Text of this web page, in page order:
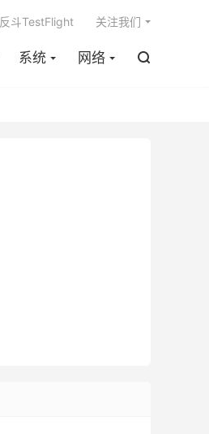
系统 网络 
反斗TestFlight 关注我们